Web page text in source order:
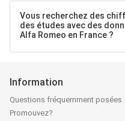
Vous recherchez des
des études avec des
Alfa Romeo en France ?
Information
Questions fréquemment posées
Promouvez?